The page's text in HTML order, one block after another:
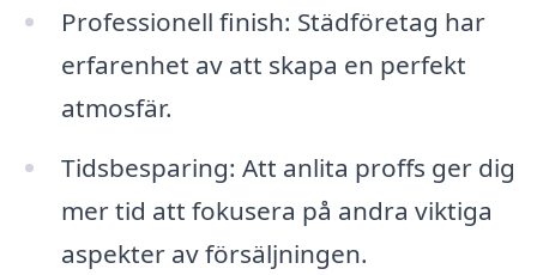
Professionell finish: Städföretag har
erfarenhet av att skapa en perfekt
atmosfär.
Tidsbesparing: Att anlita proffs ger dig
mer tid att fokusera på andra viktiga
aspekter av försäljningen.